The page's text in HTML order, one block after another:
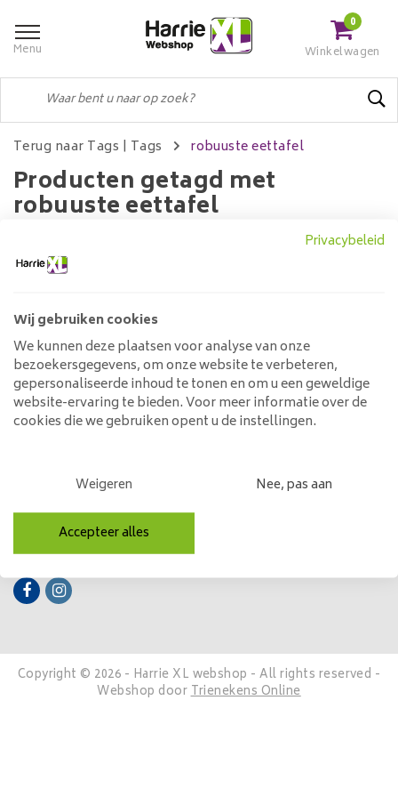
Menu
0
Winkelwagen
Terug naar Tags | Tags robuuste eettafel
Producten getagd met
robuuste eettafel
Geen producten gevonden!...
Klantenservice
Mijn account
Categorieën
Contactgegevens
Volg ons
Copyright © 2026 - Harrie XL webshop - All rights reserved -
Webshop doorTrienekens Online
Privacybeleid
Wij gebruiken cookies
We kunnen deze plaatsen voor analyse van onze
bezoekersgegevens, om onze website te verbeteren,
gepersonaliseerde inhoud te tonen en om u een geweldige
website-ervaring te bieden. Voor meer informatie over de
cookies die we gebruiken opent u de instellingen.
Weigeren Nee, pas aan
Accepteer alles